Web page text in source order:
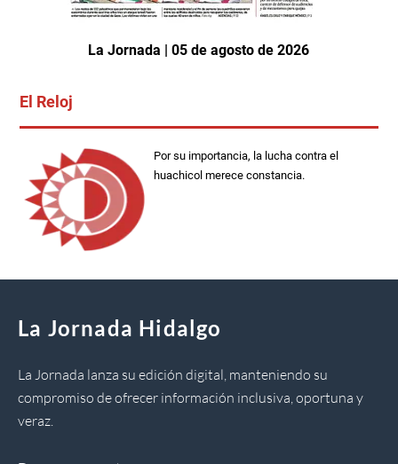
La Jornada | 05 de agosto de 2026
El Reloj
Por su importancia, la lucha contra el
huachicol merece constancia.
La Jornada Hidalgo
La Jornada lanza su edición digital, manteniendo su
compromiso de ofrecer información inclusiva, oportuna y
veraz.